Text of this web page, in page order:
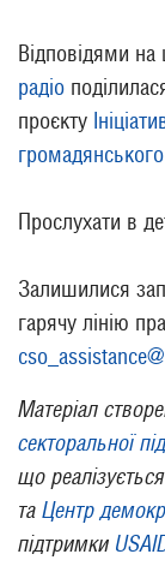
Відповідями на
радіо
проєкту
Прослухати в
Залишилися
гарячу лінію
Матеріал
секторальної
що реалізується
та Центр
підтримки